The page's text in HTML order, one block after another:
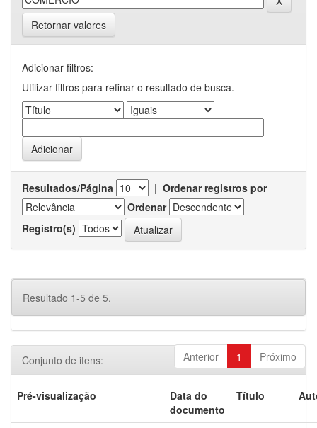
Retornar valores
Adicionar filtros:
Utilizar filtros para refinar o resultado de busca.
Resultados/Página | Ordenar registros por
Ordenar
Registro(s)
Resultado 1-5 de 5.
Anterior 1 Próximo
Conjunto de itens:
Pré-visualização
Data do
documento
Título